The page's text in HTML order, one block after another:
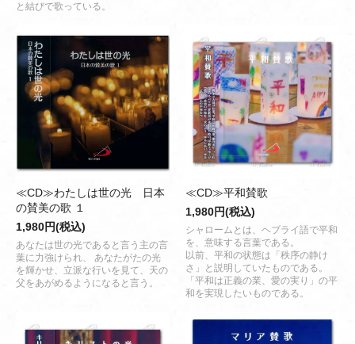
と結びで歌っている。
≪CD≫わたしは世の光 日本
の賛美の歌 １
1,980円(税込)
あなたは世の光であると言う主の言
葉に力強けられ、 あなたがたの光
を輝かせ、立派な行いを見て、天の
父をあがめるようになると言う。
≪CD≫平和賛歌
1,980円(税込)
シャロームとは、ヘブライ語で平和
を、意味する言葉である。
以前、平和の状態は「秩序の静け
さ」と説明していたものである。
「平和は正義の業、愛の実り」の平
和を実現したいものである。